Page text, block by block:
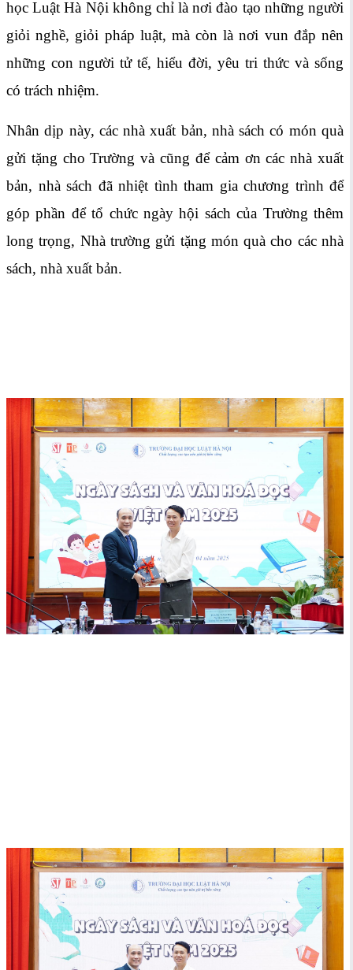
học Luật Hà Nội không chỉ là nơi đào tạo những người
giỏi nghề, giỏi pháp luật, mà còn là nơi vun đắp nên
những con người tử tế, hiểu đời, yêu tri thức và sống
có trách nhiệm.
Nhân dịp này, các nhà xuất bản, nhà sách có món quà
gửi tặng cho Trường và cũng để cảm ơn các nhà xuất
bản, nhà sách đã nhiệt tình tham gia chương trình để
góp phần để tổ chức ngày hội sách của Trường thêm
long trọng, Nhà trường gửi tặng món quà cho các nhà
sách, nhà xuất bản.